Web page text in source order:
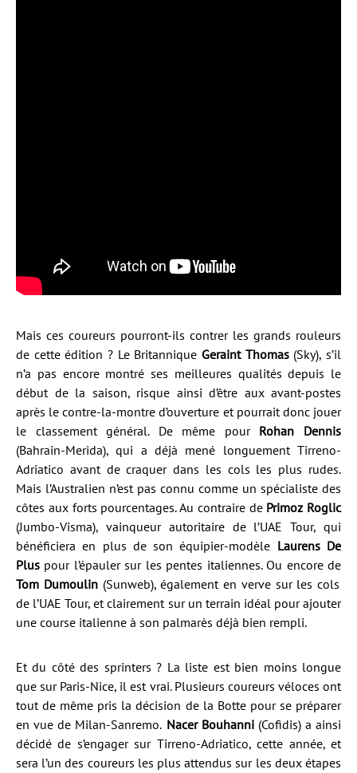
Mais ces coureurs pourront-ils contrer les grands rouleurs
de cette édition ? Le Britannique Geraint Thomas(Sky), s’il
n’a pas encore montré ses meilleures qualités depuis le
début de la saison, risque ainsi d’être aux avant-postes
après le contre-la-montre d’ouverture et pourrait donc jouer
le classement général. De même pour Rohan Dennis
(Bahrain-Merida), qui a déjà mené longuement Tirreno-
Adriatico avant de craquer dans les cols les plus rudes.
Mais l’Australien n’est pas connu comme un spécialiste des
côtes aux forts pourcentages. Au contraire de Primoz Roglic
(Jumbo-Visma), vainqueur autoritaire de l’UAE Tour, qui
bénéficiera en plus de son équipier-modèle Laurens De
Plus pour l’épauler sur les pentes italiennes. Ou encore de
Tom Dumoulin(Sunweb), également en verve sur les cols
de l’UAE Tour, et clairement sur un terrain idéal pour ajouter
une course italienne à son palmarès déjà bien rempli.
Et du côté des sprinters ? La liste est bien moins longue
que sur Paris-Nice, il est vrai. Plusieurs coureurs véloces ont
tout de même pris la décision de la Botte pour se préparer
en vue de Milan-Sanremo. Nacer Bouhanni(Cofidis) a ainsi
décidé de s’engager sur Tirreno-Adriatico, cette année, et
sera l’un des coureurs les plus attendus sur les deux étapes